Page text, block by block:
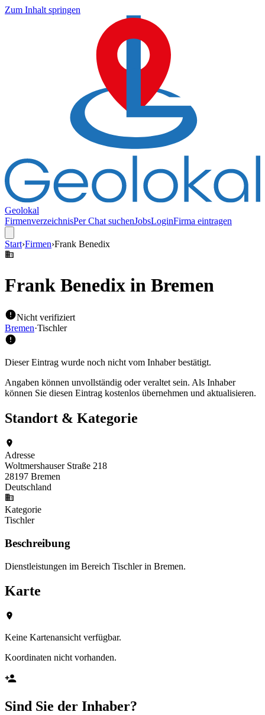
Zum Inhalt springen
Geolokal
FirmenverzeichnisPer Chat suchenJobsLoginFirma eintragen
Start›Firmen›Frank Benedix
Frank Benedix in Bremen
Nicht verifiziert
Bremen·Tischler
Dieser Eintrag wurde noch nicht vom Inhaber bestätigt.
Angaben können unvollständig oder veraltet sein. Als Inhaber
können Sie diesen Eintrag kostenlos übernehmen und aktualisieren.
Standort & Kategorie
Adresse
Woltmershauser Straße 218
28197 Bremen
Deutschland
Kategorie
Tischler
Beschreibung
Dienstleistungen im Bereich Tischler in Bremen.
Karte
Keine Kartenansicht verfügbar.
Koordinaten nicht vorhanden.
Sind Sie der Inhaber?